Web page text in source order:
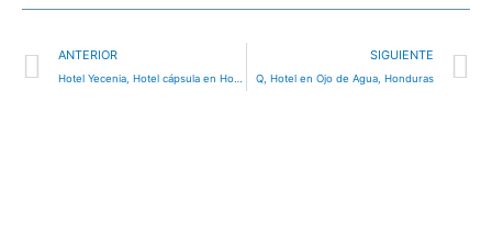
Ant
ANTERIOR SIGUIENTE
Q, Hotel en Ojo de Agua, Honduras